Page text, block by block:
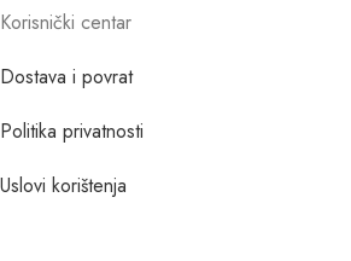
Korisnički centar
Dostava i povrat
Politika privatnosti
Uslovi korištenja